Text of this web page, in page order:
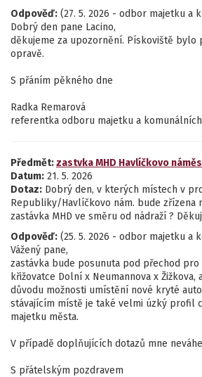
Odpověď: (27. 5. 2026 - odbor majetku a
Dobrý den pane Lacino,
děkujeme za upozornění. Pískoviště bylo
opravě.
S přáním pěkného dne
Radka Remarová
referentka odboru majetku a
Předmět:zastvka MHD Havlíčkovo
Datum: 21. 5. 2026
Dotaz: Dobrý den, v kterých místech v
Republiky/Havlíčkovo nám. bude zřízena
zastávka MHD ve směru od nádraží ?
Odpověď: (25. 5. 2026 - odbor majetku a
Vážený pane,
zastávka bude posunuta pod přechod
křižovatce Dolní x Neumannova x Žižkova,
důvodu možnosti umístění nové kryté
stávajícím místě je také velmi úzký profil
majetku města.
V případě doplňujících dotazů mne
S přátelským pozdravem